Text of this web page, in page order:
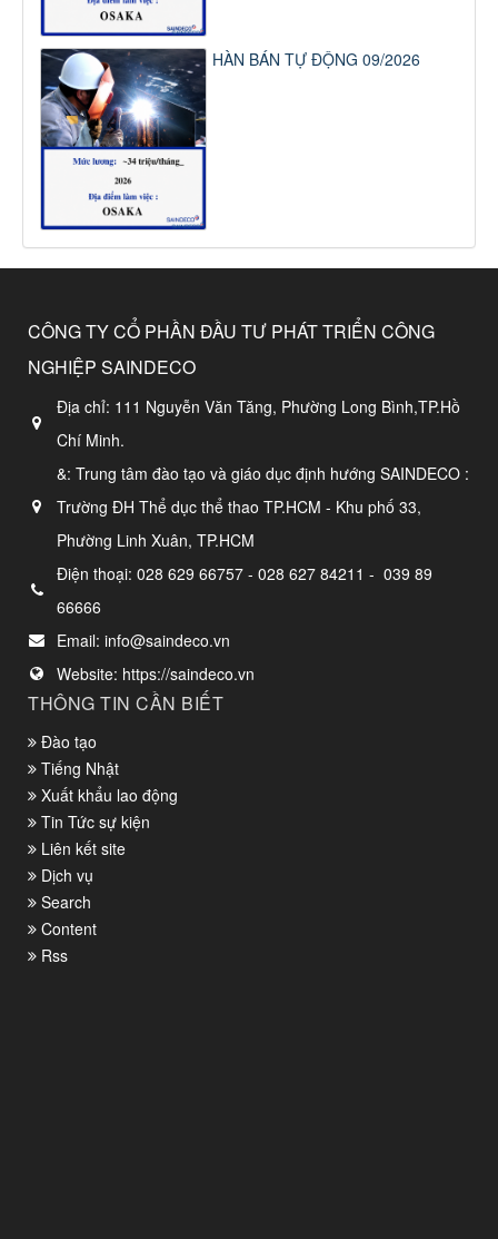
HÀN BÁN TỰ ĐỘNG 09/2026
CÔNG TY CỔ PHẦN ĐẦU TƯ PHÁT TRIỂN CÔNG
NGHIỆP SAINDECO
Địa chỉ: 111 Nguyễn Văn Tăng, Phường Long Bình,TP.Hồ
Chí Minh.
&: Trung tâm đào tạo và giáo dục định hướng SAINDECO :
Trường ĐH Thể dục thể thao TP.HCM - Khu phố 33,
Phường Linh Xuân, TP.HCM
Điện thoại: 028 629 66757 - 028 627 84211 - 039 89
66666
Email: info@saindeco.vn
Website: https://saindeco.vn
THÔNG TIN CẦN BIẾT
Đào tạo
Tiếng Nhật
Xuất khẩu lao động
Tin Tức sự kiện
Liên kết site
Dịch vụ
Search
Content
Rss